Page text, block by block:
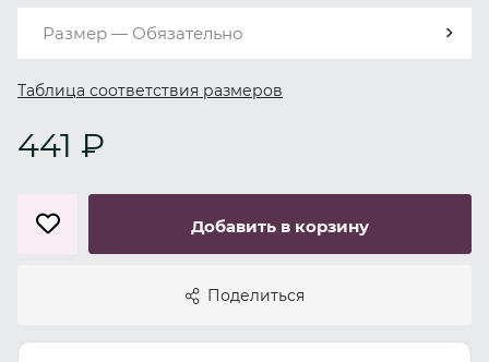
Размер — Обязательно
Таблица соответствия размеров
441 ₽
Добавить в корзину
Поделиться